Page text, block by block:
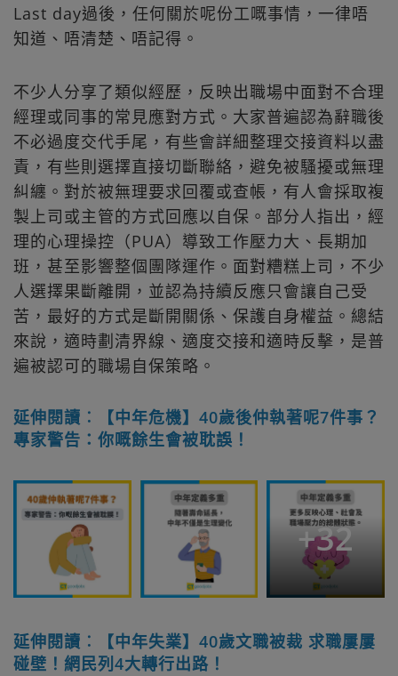
Last day過後，任何關於呢份工嘅事情，一律唔
知道、唔清楚、唔記得。
不少人分享了類似經歷，反映出職場中面對不合理
經理或同事的常見應對方式。大家普遍認為辭職後
不必過度交代手尾，有些會詳細整理交接資料以盡
責，有些則選擇直接切斷聯絡，避免被騷擾或無理
糾纏。對於被無理要求回覆或查帳，有人會採取複
製上司或主管的方式回應以自保。部分人指出，經
理的心理操控（PUA）導致工作壓力大、長期加
班，甚至影響整個團隊運作。面對糟糕上司，不少
人選擇果斷離開，並認為持續反應只會讓自己受
苦，最好的方式是斷開關係、保護自身權益。總結
來說，適時劃清界線、適度交接和適時反擊，是普
遍被認可的職場自保策略。
延伸閱讀︰【中年危機】40歲後仲執著呢7件事？
專家警告：你嘅餘生會被耽誤！
+32
延伸閱讀︰【中年失業】40歲文職被裁 求職屢屢
碰壁！網民列4大轉行出路！